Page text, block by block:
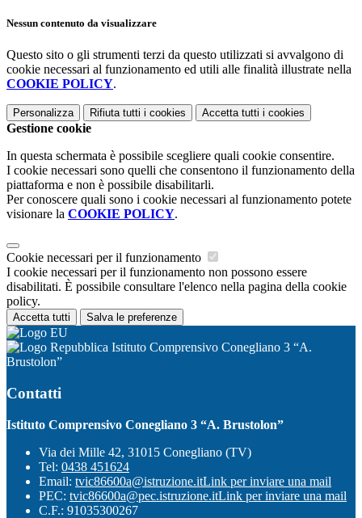
Nessun contenuto da visualizzare
Questo sito o gli strumenti terzi da questo utilizzati si avvalgono di
cookie necessari al funzionamento ed utili alle finalità illustrate nella
COOKIE POLICY.
Personalizza Rifiuta tutti i cookies Accetta tutti i cookies
Gestione cookie
In questa schermata è possibile scegliere quali cookie consentire.
I cookie necessari sono quelli che consentono il funzionamento della
piattaforma e non è possibile disabilitarli.
Per conoscere quali sono i cookie necessari al funzionamento potete
visionare la COOKIE POLICY.
Cookie necessari per il funzionamento
I cookie necessari per il funzionamento non possono essere
disabilitati. È possibile consultare l'elenco nella pagina della cookie
policy.
Accetta tutti Salva le preferenze
Istituto Comprensivo Conegliano 3 “A.
Brustolon”
Contatti
Istituto Comprensivo Conegliano 3 “A. Brustolon”
Via dei Mille 42, 31015 Conegliano (TV)
Tel: 0438 451624
Email: tvic86600a@istruzione.itLink per inviare una mail
PEC: tvic86600a@pec.istruzione.itLink per inviare una mail
C.F.: 91035300267